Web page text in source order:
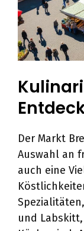
Der Markt
Auswahl an
auch eine
und